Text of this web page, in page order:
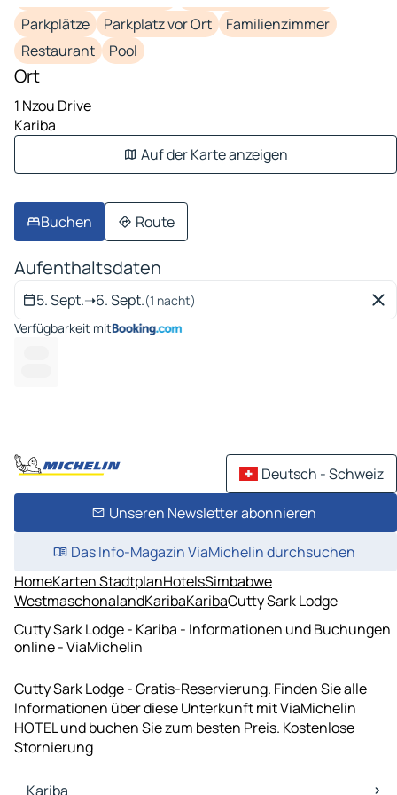
Parkplätze
Parkplatz vor Ort
Familienzimmer
Restaurant
Pool
Ort
1 Nzou Drive
Kariba
Auf der Karte anzeigen
Buchen Route
Aufenthaltsdaten
5. Sept.➝6. Sept.(1 nacht)
Verfügbarkeit mit
Deutsch - Schweiz
Unseren Newsletter abonnieren
Das Info-Magazin ViaMichelin durchsuchen
HomeKarten StadtplanHotelsSimbabwe
WestmaschonalandKaribaKaribaCutty Sark Lodge
Cutty Sark Lodge - Kariba - Informationen und Buchungen
online - ViaMichelin
Cutty Sark Lodge - Gratis-Reservierung. Finden Sie alle
Informationen über diese Unterkunft mit ViaMichelin
HOTEL und buchen Sie zum besten Preis. Kostenlose
Stornierung
Kariba